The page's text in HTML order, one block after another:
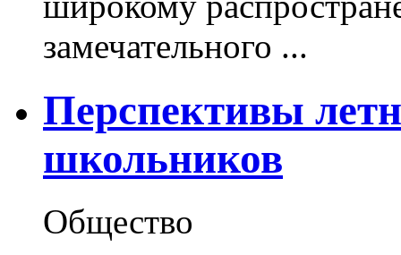
замечательного ...
Перспективы
школьников
Общество